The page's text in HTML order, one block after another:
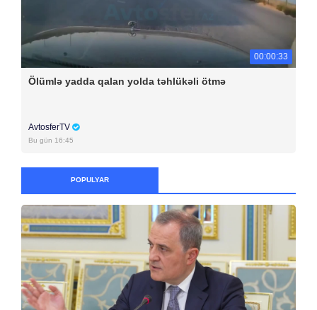
00:00:33
Ölümlə yadda qalan yolda təhlükəli ötmə
AvtosferTV
Bu gün 16:45
POPULYAR